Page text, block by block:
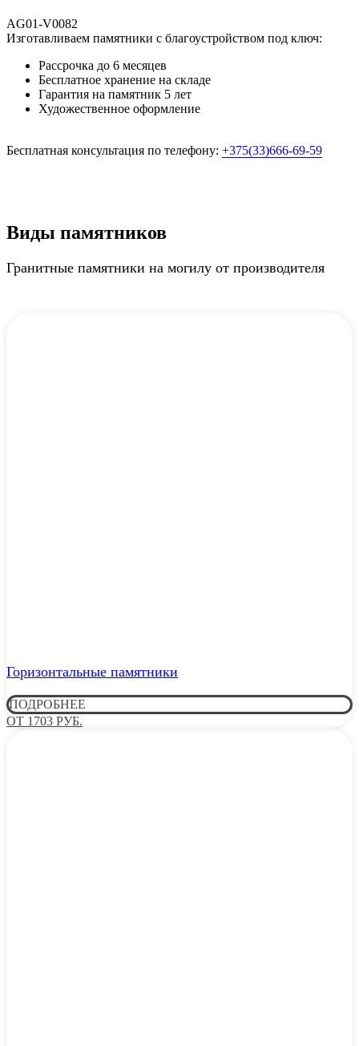
AG01-V0082
Изготавливаем памятники с благоустройством под ключ:
Рассрочка до 6 месяцев
Бесплатное хранение на складе
Гарантия на памятник 5 лет
Художественное оформление
Бесплатная консультация по телефону: +375(33)666-69-59
Виды памятников
Гранитные памятники на могилу от производителя
Горизонтальные памятники
ПОДРОБНЕЕ
ОТ 1703 РУБ.